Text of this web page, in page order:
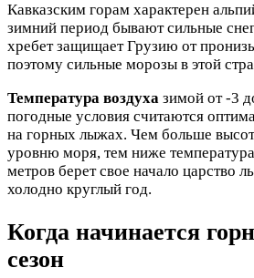
Кавказским горам характерен
зимний период бывают сильные
хребет защищает Грузию от
поэтому сильные морозы в этой
Температура воздуха зимой от -3
погодные условия считаются
на горных лыжах. Чем больше
уровню моря, тем ниже
метров берет свое начало царство
холодно круглый год.
Когда начинается
сезон